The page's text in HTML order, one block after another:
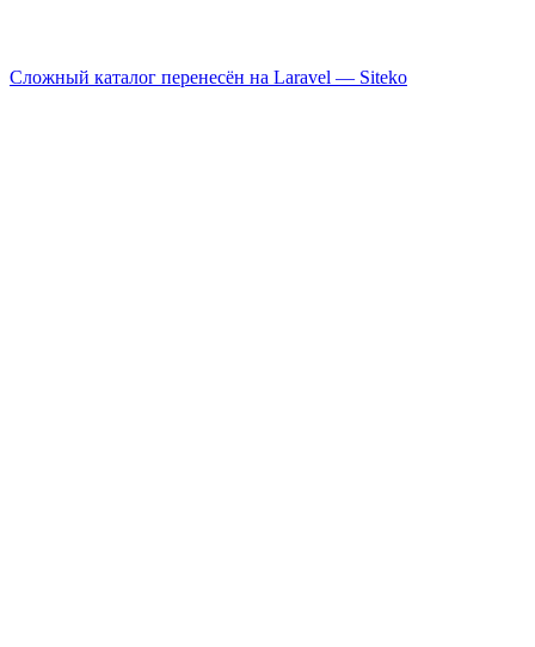
Сложный каталог перенесён на Laravel — Siteko